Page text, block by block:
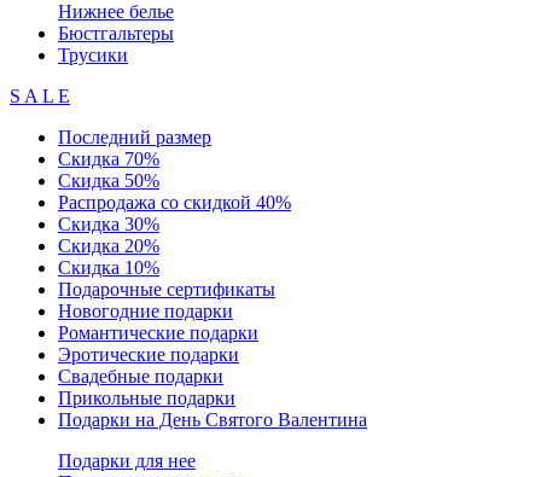
Нижнее белье
Бюстгальтеры
Трусики
S A L E
Последний размер
Скидка 70%
Скидка 50%
Распродажа со скидкой 40%
Скидка 30%
Скидка 20%
Скидка 10%
Подарочные сертификаты
Новогодние подарки
Романтические подарки
Эротические подарки
Свадебные подарки
Прикольные подарки
Подарки на День Святого Валентина
Подарки для нее